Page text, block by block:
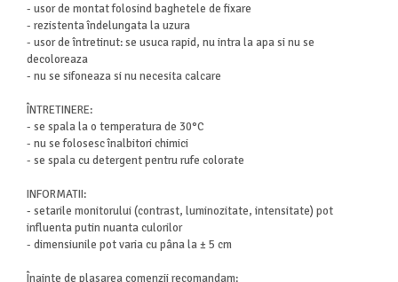
- usor de montat folosind baghetele de fixare
- rezistenta îndelungata la uzura
- usor de întretinut: se usuca rapid, nu intra la apa si nu se
decoloreaza
- nu se sifoneaza si nu necesita calcare
ÎNTRETINERE:
- se spala la o temperatura de 30°C
- nu se folosesc înalbitori chimici
- se spala cu detergent pentru rufe colorate
INFORMATII:
- setarile monitorului (contrast, luminozitate, intensitate) pot
influenta putin nuanta culorilor
- dimensiunile pot varia cu pâna la ± 5 cm
Înainte de plasarea comenzii recomandam: